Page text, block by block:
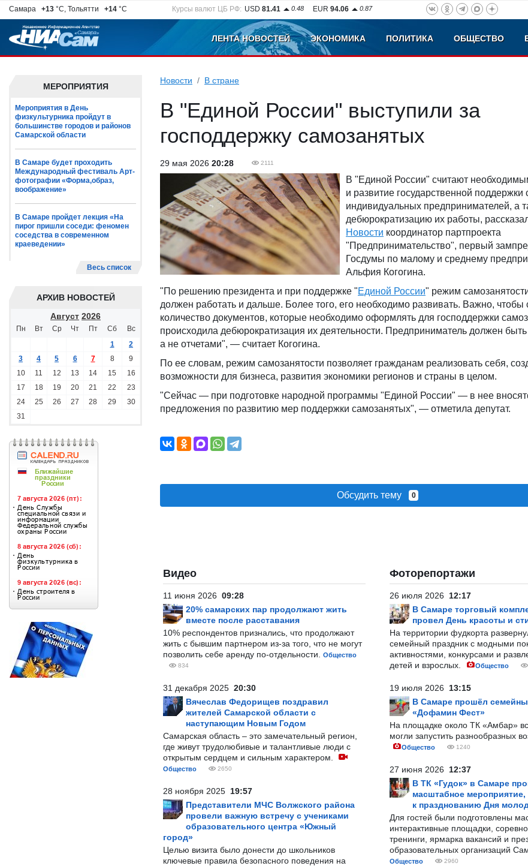
Самара +13 °C, Тольятти +14 °C Курсы валют ЦБ РФ: USD 81.41 0.48 EUR 94.06 0.87
ЛЕНТА НОВОСТЕЙ ЭКОНОМИКА ПОЛИТИКА ОБЩЕСТВО
МЕРОПРИЯТИЯ
Мероприятия в День
физкультурника пройдут в
большинстве городов и районов
Самарской области
В Самаре будет проходить
Международный фестиваль Арт-
фотографии «Форма,образ,
воображение»
В Самаре пройдет лекция «На
пирог пришли соседи: феномен
соседства в современном
краеведении»
Весь список
АРХИВ НОВОСТЕЙ
Август 2026
Пн Вт Ср Чт Пт Сб
Вс
1
2
3
4 5 6 7 8
9
10
11 12 13 14 15
16
17
18 19 20 21 22
23
24
25 26 27 28 29
30
31
Новости В стране
В "Единой России" выступили за
господдержку самозанятых
29 мая 2026 20:28 2111
В "Единой России" считают
и развитие государственной поддержки
индивидуальных предпринимателей, а
дебюрократизацию их работы,
Новости координатор партпроекта
"Предпринимательство", первый
Госдумы по малому и среднему
Альфия Когогина.
"По решению президента и при поддержке "Единой России" режим
должен работать и дальше. Более того, его необходимо развивать. Важно, чтобы
количество документов, которые необходимо оформлять для господдержки
происходила дебюрократизация их деятельности. Предприниматель должен быть
а не отчетами", — считает Когогина.
По ее словам, режим самозанятости позволяет гражданам реализовать себя,
возможности для бизнеса, развития экономики регионов и страны в целом.
"Сейчас — при подготовке народной программы "Единой России" — в нее
предложения по развитию мер поддержки самозанятых", — отметила депутат.
Обсудить тему 0
Видео
11 июня 2026 09:28
20% самарских пар продолжают жить
вместе после расставания
10% респондентов признались, что продолжают
жить с бывшим партнером из-за того, что не могут
позволить себе аренду по-отдельности.
Общество
834
31 декабря 2025 20:30
Вячеслав Федорищев поздравил
жителей Самарской области с
наступающим Новым Годом
Самарская область – это замечательный регион,
где живут трудолюбивые и талантливые люди с
открытым сердцем и сильным характером.
Общество 2650
28 ноября 2025 19:57
Представители МЧС Волжского района
провели важную встречу с учениками
образовательного центра «Южный
город»
Целью визита было донести до школьников
ключевые правила безопасного поведения на
Фоторепортажи
26 июля 2026 12:17
В Самаре торговый
провел День красоты и
На территории фудкорта
семейный праздник с модными
активностями, конкурсами и
детей и взрослых.
Общество
19 июля 2026 13:15
В Самаре прошёл
«Дофамин Фест»
На площадке около ТК «Амбар»
могли запустить разнообразных
Общество 1240
27 июня 2026 12:37
В ТК «Гудок» в Самаре
масштабное мероприятие,
к празднованию Дня
Для гостей были подготовлены
интерактивные площадки,
тренинги, ярмарка вакансий и
образовательных организаций
Общество 2960